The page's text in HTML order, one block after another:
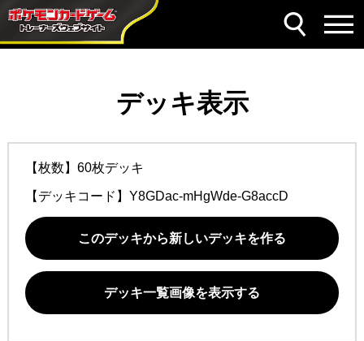
デッキ表示
【枚数】60枚デッキ
【デッキコード】 Y8GDac-mHgWde-G8accD
このデッキから新しいデッキを作る
デッキ一覧画像を表示する